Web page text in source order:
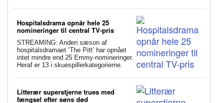
Hospitalsdrama opnår hele 25
nomineringer til central TV-pris
STREAMING: Anden sæson af
hospitalsdramaet ‘The Pitt’ har opnået
intet mindre end 25 Emmy-nomineringer.
Heraf er 13 i skuespillerkategorierne.
Litterær superstjerne trues med
fængsel efter søns død